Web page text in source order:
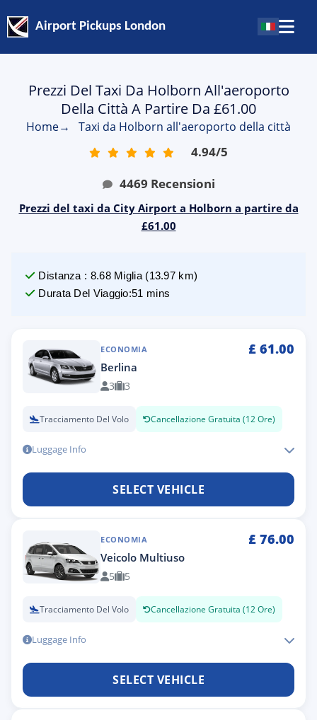
Airport Pickups London
Prezzi Del Taxi Da Holborn All'aeroporto
Della Città A Partire Da £61.00
Home→ Taxi da Holborn all'aeroporto della città
4.94/5
4469 Recensioni
Prezzi del taxi da City Airport a Holborn a partire da
£61.00
Distanza : 8.68 Miglia(13.97 km)
Durata Del Viaggio:51 mins
ECONOMIA £ 61.00
Berlina
3 3
Tracciamento Del Volo Cancellazione Gratuita (12 Ore)
Luggage Info
SELECT VEHICLE
ECONOMIA £ 76.00
Veicolo Multiuso
5 5
Tracciamento Del Volo Cancellazione Gratuita (12 Ore)
Luggage Info
SELECT VEHICLE